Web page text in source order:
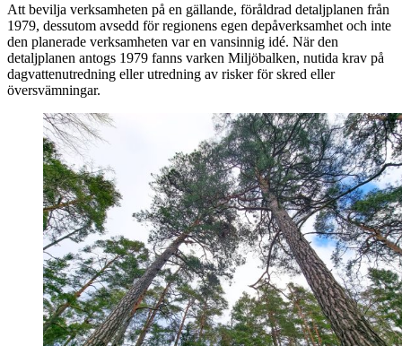
Att bevilja verksamheten på en gällande, föråldrad detaljplanen från
1979, dessutom avsedd för regionens egen depåverksamhet och inte
den planerade verksamheten var en vansinnig idé. När den
detaljplanen antogs 1979 fanns varken Miljöbalken, nutida krav på
dagvattenutredning eller utredning av risker för skred eller
översvämningar.